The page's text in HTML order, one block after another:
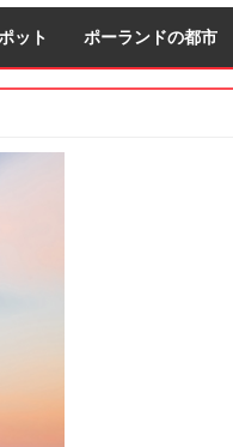
ット ポーランドの都市